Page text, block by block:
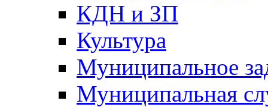
КДН и ЗП
Культура
Муниципальное
Муниципальная